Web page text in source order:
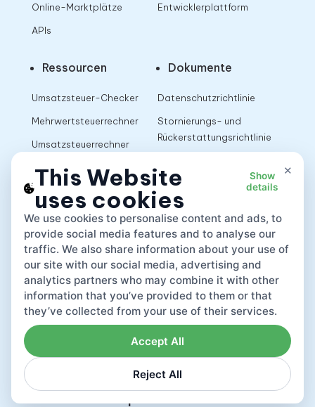
Online-Marktplätze
APIs
Entwicklerplattform
Ressourcen
Umsatzsteuer-Checker
Mehrwertsteuerrechner
Umsatzsteuerrechner
Dokumente
Datenschutzrichtlinie
Stornierungs- und
Rückerstattungsrichtlinie
App
×
This Website
uses cookies
Show
details
We use cookies to personalise content and ads, to
provide social media features and to analyse our
traffic. We also share information about your use of
our site with our social media, advertising and
analytics partners who may combine it with other
information that you’ve provided to them or that
they’ve collected from your use of their services.
Reject All
Accept All